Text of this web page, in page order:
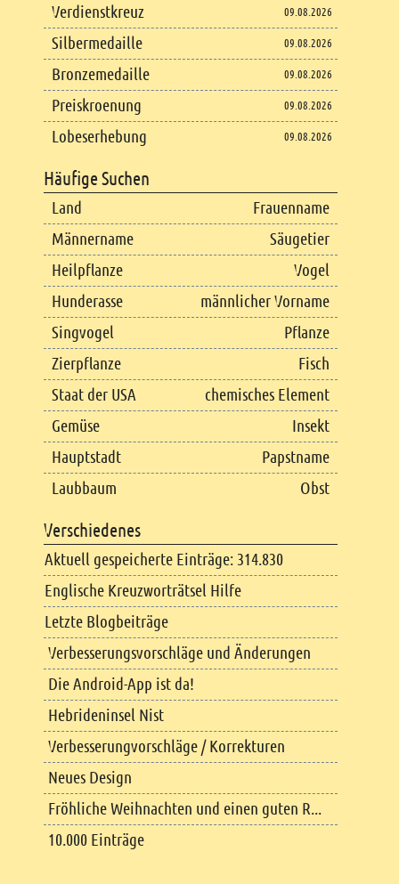
Verdienstkreuz 09.08.2026
Silbermedaille 09.08.2026
Bronzemedaille 09.08.2026
Preiskroenung 09.08.2026
Lobeserhebung 09.08.2026
Häufige Suchen
Land
Frauenname
Männername
Säugetier
Heilpflanze
Vogel
Hunderasse
männlicher Vorname
Singvogel
Pflanze
Zierpflanze
Fisch
Staat der USA
chemisches Element
Gemüse
Insekt
Hauptstadt
Papstname
Laubbaum
Obst
Verschiedenes
Aktuell gespeicherte Einträge: 314.830
Englische Kreuzworträtsel Hilfe
Letzte Blogbeiträge
Verbesserungsvorschläge und Änderungen
Die Android-App ist da!
Hebrideninsel Nist
Verbesserungvorschläge / Korrekturen
Neues Design
Fröhliche Weihnachten und einen guten R...
10.000 Einträge